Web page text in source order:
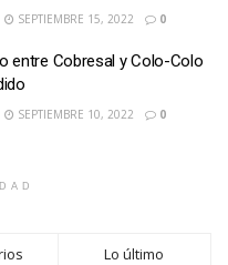
SEPTIEMBRE 15, 2022 0
entre Cobresal y Colo-Colo
SEPTIEMBRE 10, 2022 0
Lo último